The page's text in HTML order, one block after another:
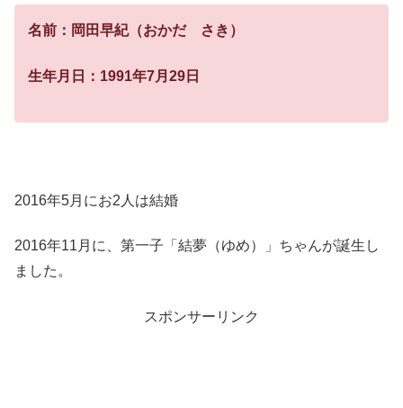
名前：岡田早紀（おかだ さき）
生年月日：1991年7月29日
2016年5月にお2人は結婚
2016年11月に、第一子「結夢（ゆめ）」ちゃんが誕生し
ました。
スポンサーリンク